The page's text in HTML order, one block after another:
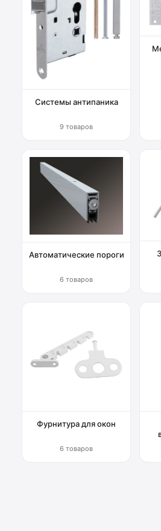
Системы антипаника
9 товаров
Автоматические пороги
6 товаров
Фурнитура для окон
6 товаров